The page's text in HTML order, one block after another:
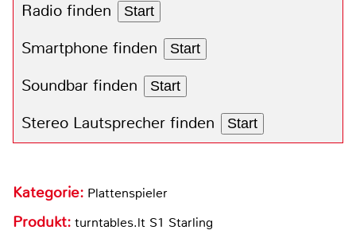
Radio finden Start
Smartphone finden Start
Soundbar finden Start
Stereo Lautsprecher finden Start
Kategorie: Plattenspieler
Produkt: turntables.lt S1 Starling